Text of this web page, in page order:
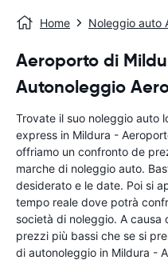
Home Noleggio auto
Aeroporto di
Autonoleggio
Trovate il suo noleggio auto
express in Mildura -
offriamo un confronto de
marche di noleggio auto.
desiderato e le date. Poi si
tempo reale dove potrà
società di noleggio. A
prezzi più bassi che se si
di autonoleggio in Mildura -